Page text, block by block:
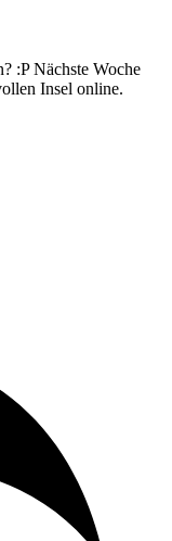
:P Nächste Woche
Insel online.